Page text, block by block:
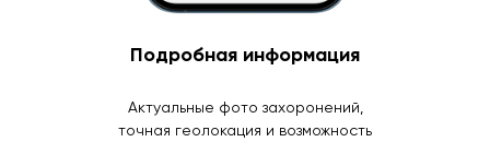
Подробная информация
Актуальные фото захоронений,
точная геолокация и возможность